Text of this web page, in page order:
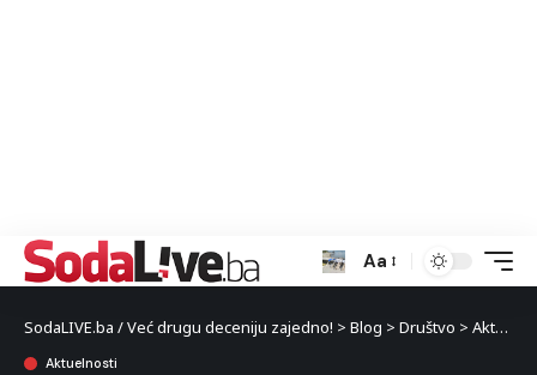
Aa
SodaLIVE.ba / Već drugu deceniju zajedno! > Blog > Društvo > Aktuelnosti
Aktuelnosti